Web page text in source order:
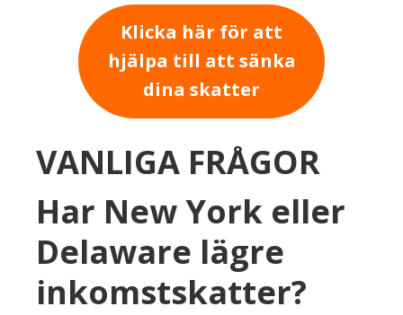
Klicka här för att
hjälpa till att sänka
dina skatter
VANLIGA FRÅGOR
Har New York eller
Delaware lägre
inkomstskatter?